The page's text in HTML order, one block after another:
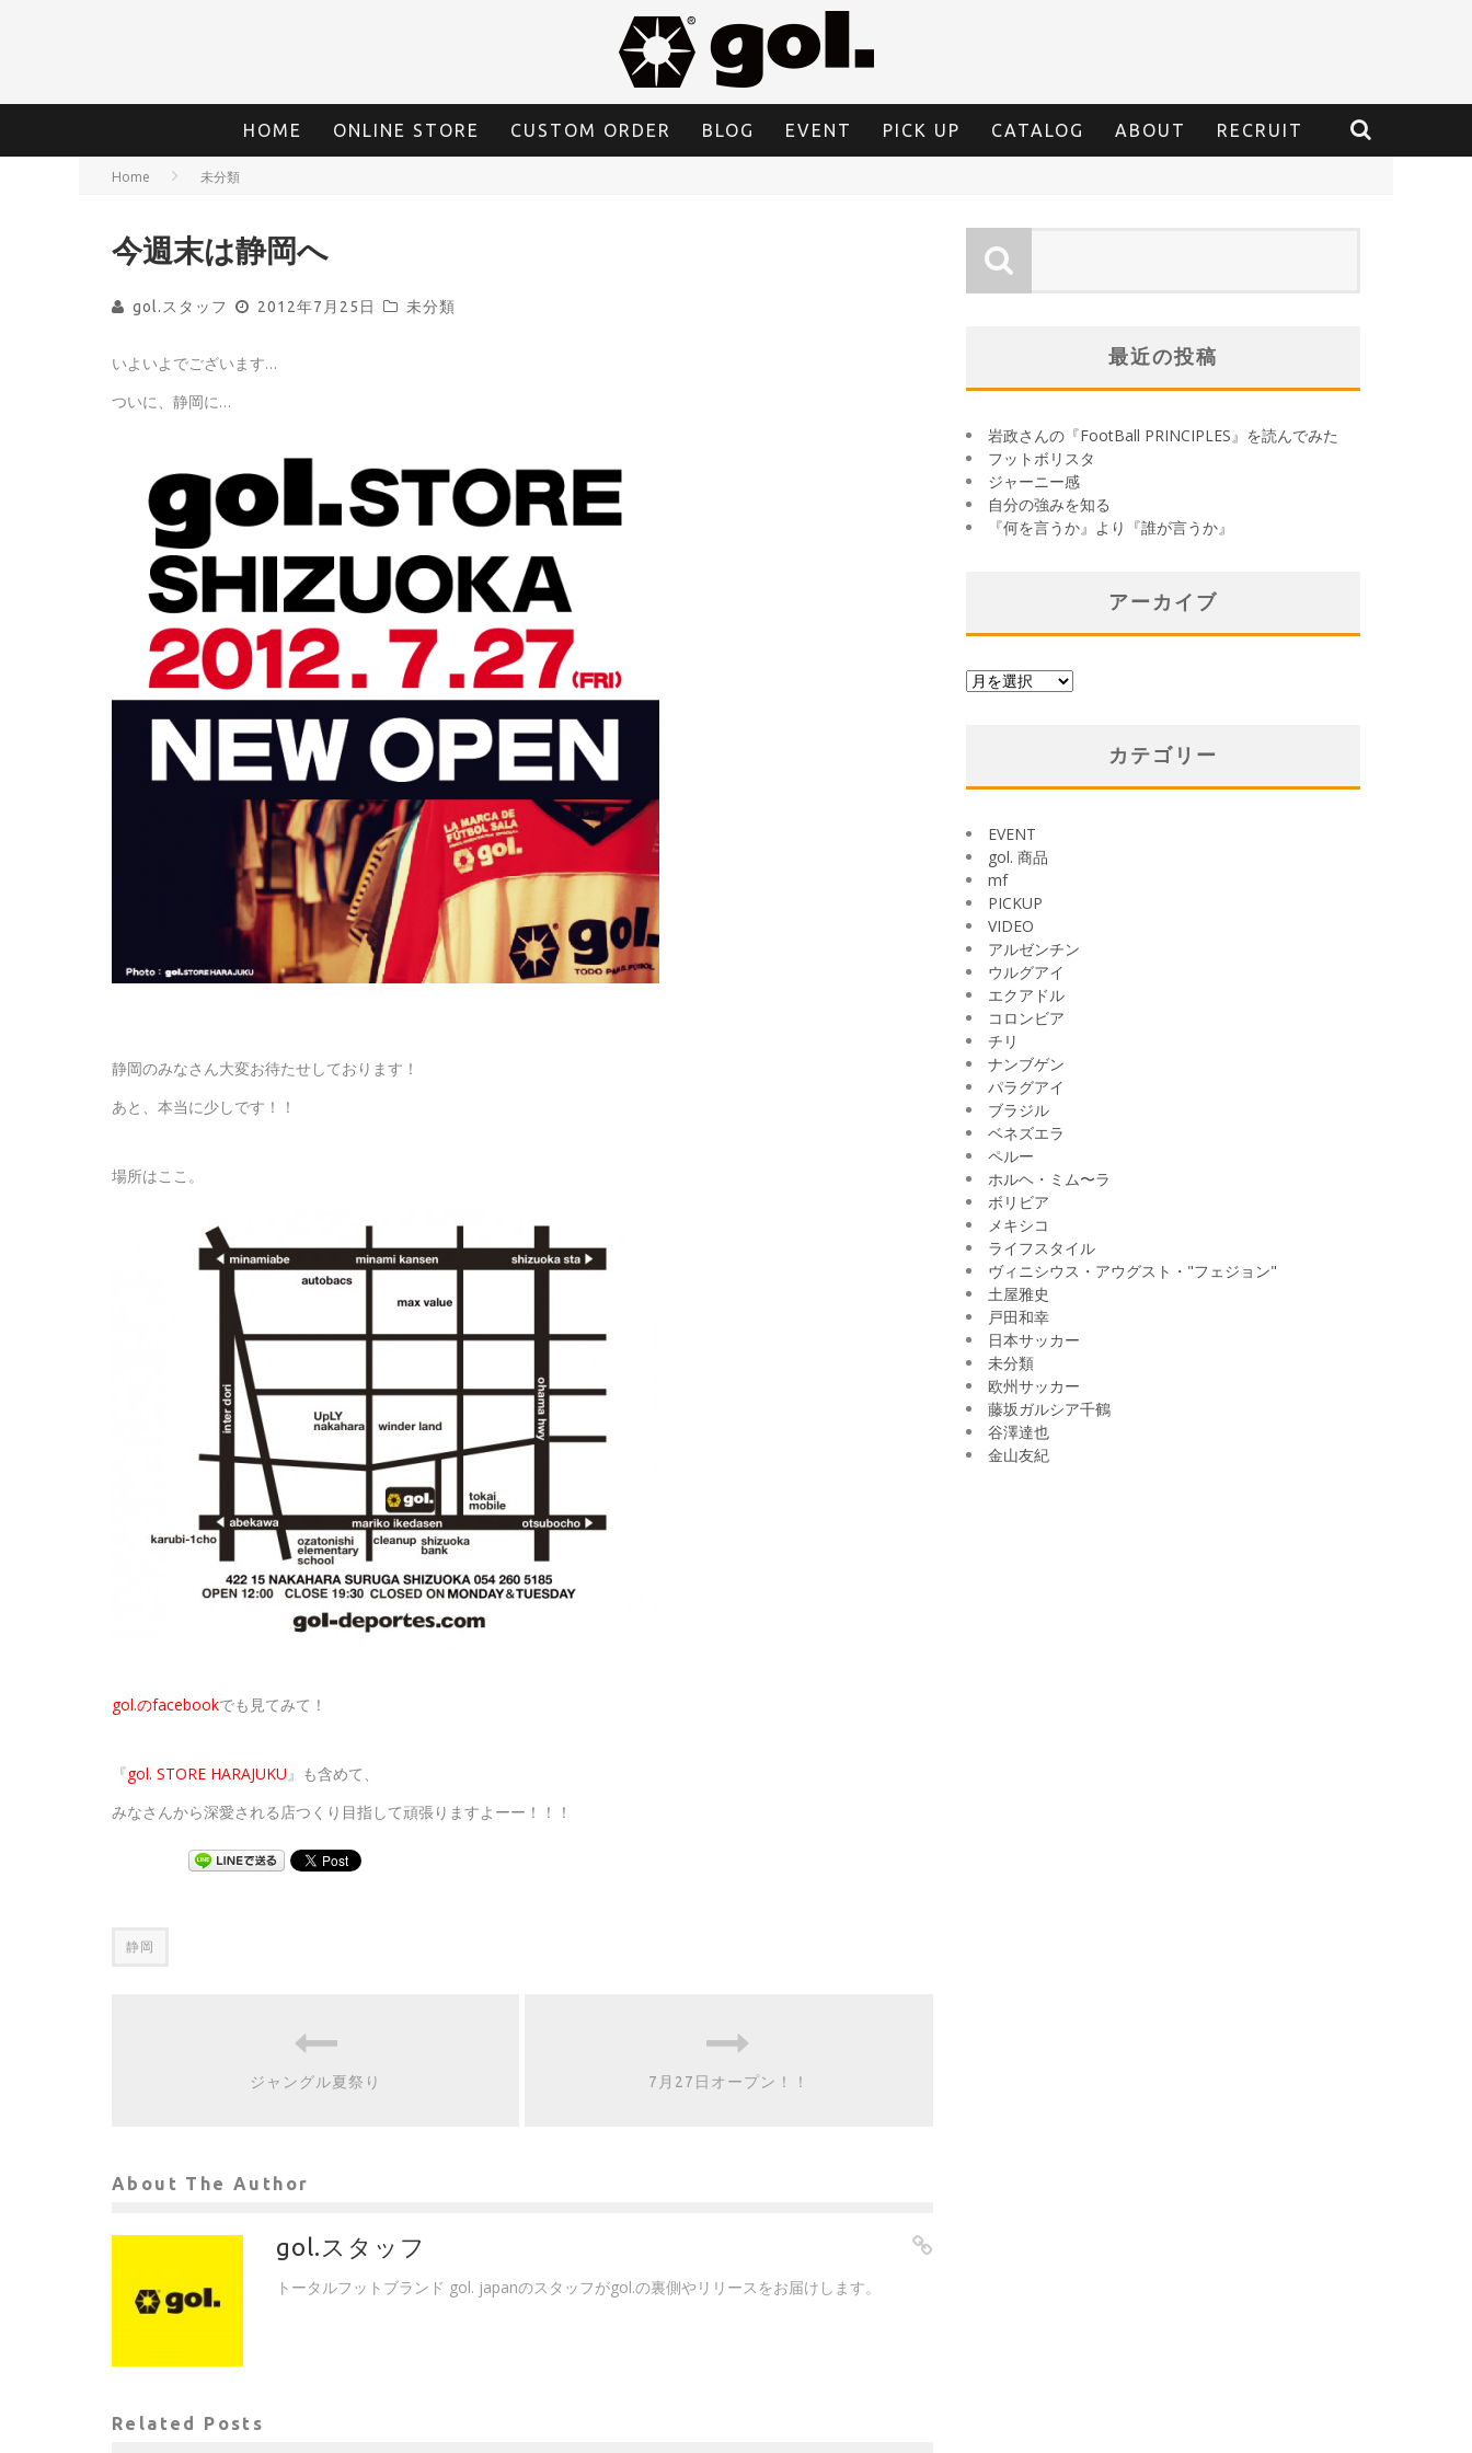
HOME ONLINE STORE CUSTOM ORDER BLOG EVENT PICK UP CATALOG ABOUT RECRUIT
Home 未分類
今週末は静岡へ
gol.スタッフ 2012年7月25日 未分類
いよいよでございます…
ついに、静岡に…
静岡のみなさん大変お待たせしております！
あと、本当に少しです！！
場所はここ。
gol.のfacebookでも見てみて！
『gol. STORE HARAJUKU』も含めて、
みなさんから深愛される店つくり目指して頑張りますよーー！！！
静岡
ジャングル夏祭り 7月27日オープン！！
About The Author
gol.スタッフ
トータルフットブランド gol. japanのスタッフがgol.の裏側やリリースをお届けします。
Related Posts
最近の投稿
岩政さんの『FootBall PRINCIPLES』を読んでみた
フットボリスタ
ジャーニー感
自分の強みを知る
『何を言うか』より『誰が言うか』
アーカイブ
ア
カテゴリー
EVENT
gol. 商品
mf
PICKUP
VIDEO
アルゼンチン
ウルグアイ
エクアドル
コロンビア
チリ
ナンブゲン
パラグアイ
ブラジル
ベネズエラ
ペルー
ホルヘ・ミム〜ラ
ボリビア
メキシコ
ライフスタイル
ヴィニシウス・アウグスト・"フェジョン"
土屋雅史
戸田和幸
日本サッカー
未分類
欧州サッカー
藤坂ガルシア千鶴
谷澤達也
金山友紀